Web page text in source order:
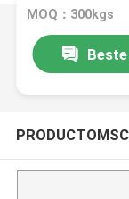
MOQ：300kgs